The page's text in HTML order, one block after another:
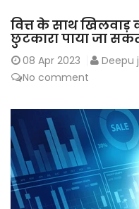
वित्त के साथ
छुटकारा पाया जा
08 Apr 2023 Deepu j
No comment